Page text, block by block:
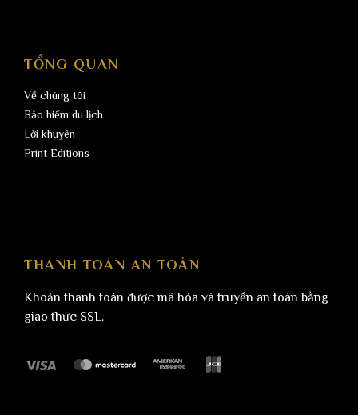
TỔNG QUAN
Về chúng tôi
Bảo hiểm du lịch
Lời khuyên
Print Editions
THANH TOÁN AN TOÀN
Khoản thanh toán được mã hóa và truyền an toàn bằng
giao thức SSL.